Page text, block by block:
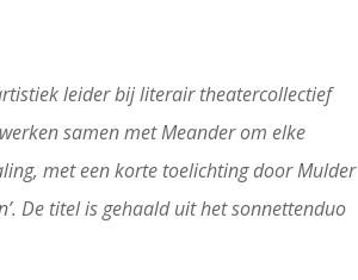
leider bij literair theatercollectief
samen met Meander om elke
met een korte toelichting door Mulder
De titel is gehaald uit het sonnettenduo